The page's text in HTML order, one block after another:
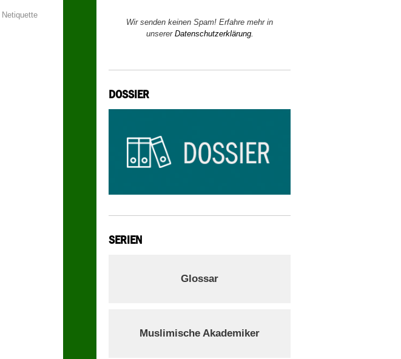
Netiquette
Wir senden keinen Spam! Erfahre mehr in
unserer Datenschutzerklärung.
DOSSIER
SERIEN
Glossar
Muslimische Akademiker